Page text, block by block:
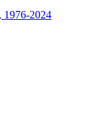
1976-2024